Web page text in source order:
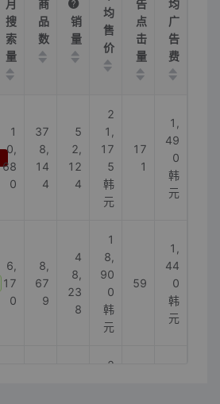
月
搜
索
量
商
品
数
销
量
均
售
价
告
点
击
量
均
广
告
费
1
0,
68
0
37
8,
14
4
5
2,
12
4
2
1,
17
5
韩
元
17
1
1,
49
0
韩
元
6,
17
0
8,
67
9
4
8,
23
8
1
8,
90
0
韩
元
59
1,
44
0
韩
元
2